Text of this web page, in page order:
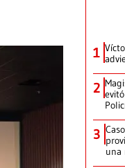
1
2
3
una